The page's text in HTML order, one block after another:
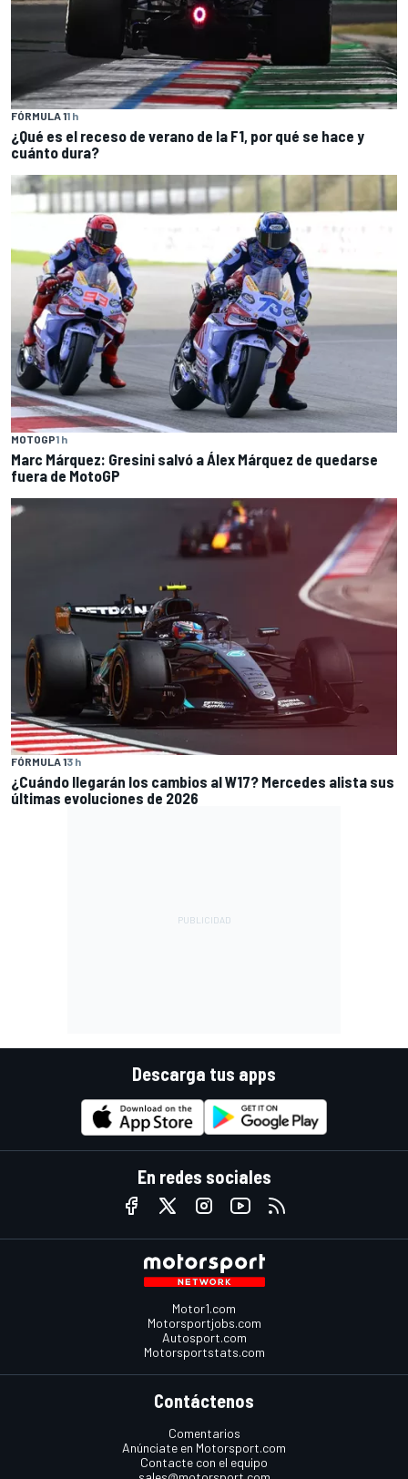
FÓRMULA 11 h
¿Qué es el receso de verano de la F1, por qué se hace y
cuánto dura?
MOTOGP1 h
Marc Márquez: Gresini salvó a Álex Márquez de quedarse
fuera de MotoGP
FÓRMULA 13 h
¿Cuándo llegarán los cambios al W17? Mercedes alista sus
últimas evoluciones de 2026
Descarga tus apps
En redes sociales
Motor1.com
Motorsportjobs.com
Autosport.com
Motorsportstats.com
Contáctenos
Comentarios
Anúnciate en Motorsport.com
Contacte con el equipo